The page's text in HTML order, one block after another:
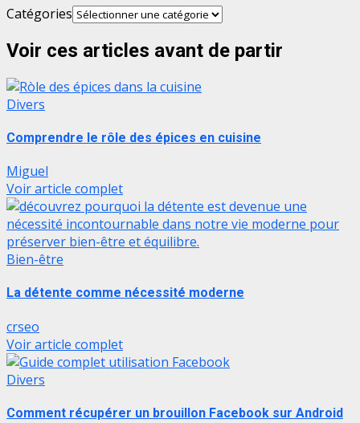
Catégories
Voir ces articles avant de partir
Divers
Comprendre le rôle des épices en cuisine
Miguel
Voir article complet
Bien-être
La détente comme nécessité moderne
crseo
Voir article complet
Divers
Comment récupérer un brouillon Facebook sur Android